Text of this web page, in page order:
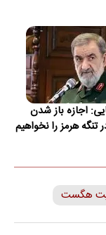
اجازه باز شدن
تنگه هرمز را نخواهیم
هگست